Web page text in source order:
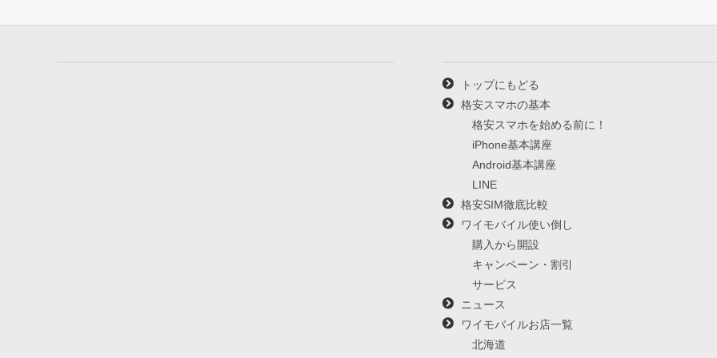
トップにもどる
格安スマホの基本
格安スマホを始める前に！
iPhone基本講座
Android基本講座
LINE
格安SIM徹底比較
ワイモバイル使い倒し
購入から開設
キャンペーン・割引
サービス
ニュース
ワイモバイルお店一覧
北海道